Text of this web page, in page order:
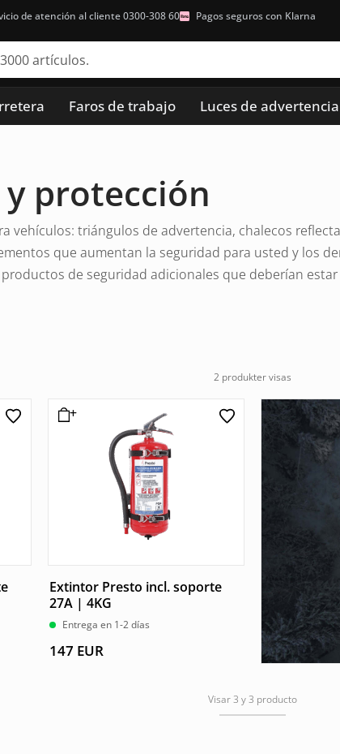
de atención al cliente 0300-308 60 Pagos seguros con Klarna
Faros de trabajo Luces de advertencia
protección
vehículos: triángulos de advertencia, chalecos
que aumentan la seguridad para usted y los
de seguridad adicionales que deberían
2 produkter visas
Extintor Presto incl. soporte
27A | 4KG
Entrega en 1-2 días
147 EUR
Visar 3 y 3 producto